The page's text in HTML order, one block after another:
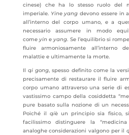
cinese) che ha lo stesso ruolo del
imperiale. Yineyang devono essere in
all’interno del corpo umano, e a
necessario assumere in modo
come yin eyang. Se l’equilibrio si
fluire armoniosamente all’interno
malattie e ultimamente la morte.
Ilqi gong, spesso definito come la
precisamente di restaurare il fluire
corpo umano attraverso una serie di
vastissimo campo della cosiddetta
pure basato sulla nozione di un
Poiché ilqiè un principio sia fisico,
facilissimo distinguere la
analoghe considerazioni valgono per il